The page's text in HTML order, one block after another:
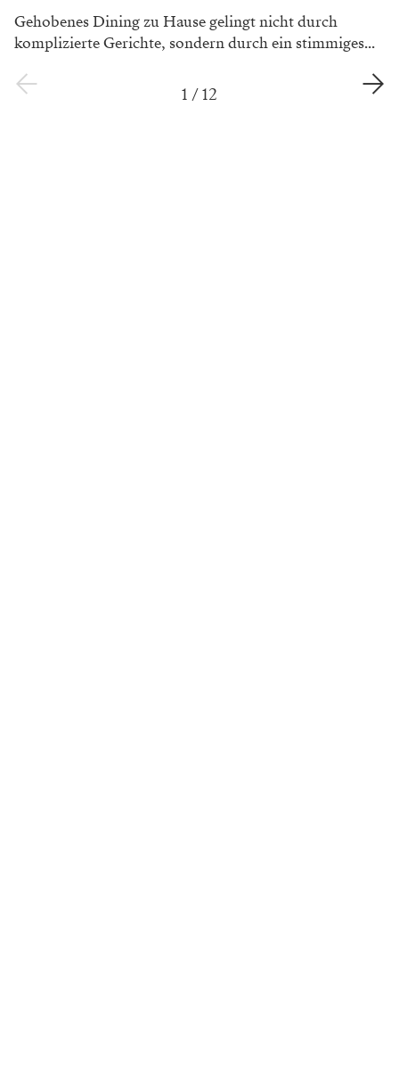
Gehobenes Dining zu Hause gelingt nicht durch
komplizierte Gerichte, sondern durch ein stimmiges...
1 /12